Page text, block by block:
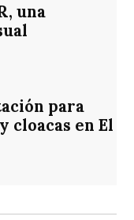
una
para
cloacas en El